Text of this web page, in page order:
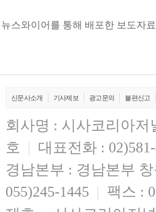
뉴스와이어를 통해 배포한 보도자